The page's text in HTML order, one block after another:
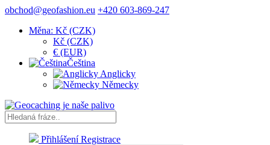
obchod@geofashion.eu +420 603-869-247
Měna: Kč (CZK)
Kč (CZK)
€ (EUR)
Čeština
Anglicky
Německy
Přihlášení Registrace